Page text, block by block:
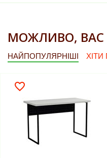
МОЖЛИВО, ВАС
НАЙПОПУЛЯРНІШІ